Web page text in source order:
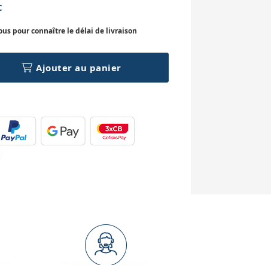
pour connaître le délai de livraison
Ajouter au panier